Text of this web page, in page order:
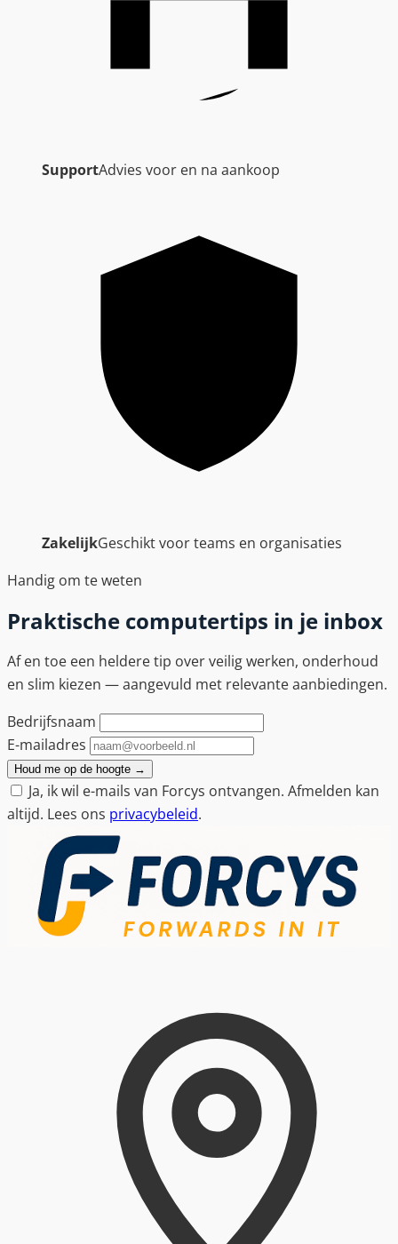
SupportAdvies voor en na aankoop
ZakelijkGeschikt voor teams en organisaties
Handig om te weten
Praktische computertips in je inbox
Af en toe een heldere tip over veilig werken, onderhoud
en slim kiezen — aangevuld met relevante aanbiedingen.
Bedrijfsnaam
E-mailadres
Houd me op de hoogte →
Ja, ik wil e-mails van Forcys ontvangen. Afmelden kan
altijd. Lees ons privacybeleid.